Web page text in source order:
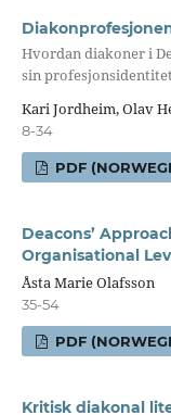
Hvordan diakoner i
sin profesjonsidentitet
Kari Jordheim, Olav
8-34
PDF
Deacons’
Organisational
Åsta Marie Olafsson
35-54
PDF
Kritisk diakonal